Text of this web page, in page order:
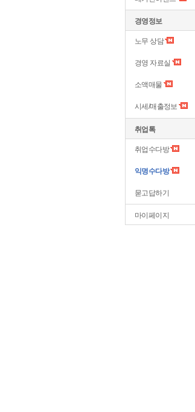
경영정보
노무 상담
경영 자료실
소액매물
시세/매출정보
취업톡
취업수다방
익명수다방
묻고답하기
마이페이지